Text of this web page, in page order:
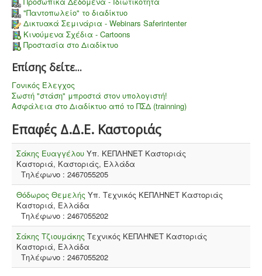
"Παντοπωλείο" το διαδίκτυο
Δικτυακά Σεμινάρια - Webinars Saferintenter
Κινούμενα Σχέδια - Cartoons
Προστασία στο Διαδίκτυο
Επίσης δείτε...
Γονικός Έλεγχος
Σωστή "στάση" μπροστά στον υπολογιστή!
Ασφάλεια στο Διαδίκτυο από το ΠΣΔ (trainning)
Επαφές Δ.Δ.Ε. Καστοριάς
Σάκης Ευαγγέλου Υπ. ΚΕΠΛΗΝΕΤ Καστοριάς
Καστοριά, Καστοριάς, Ελλάδα
Τηλέφωνο : 2467055205
Θόδωρος Θεμελής Υπ. Τεχνικός ΚΕΠΛΗΝΕΤ Καστοριάς
Καστοριά, Ελλάδα
Τηλέφωνο : 2467055202
Σάκης Τζιουμάκης Τεχνικός ΚΕΠΛΗΝΕΤ Καστοριάς
Καστοριά, Ελλάδα
Τηλέφωνο : 2467055202